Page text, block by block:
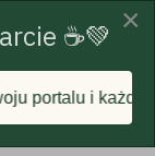
☁️
×
☕💚